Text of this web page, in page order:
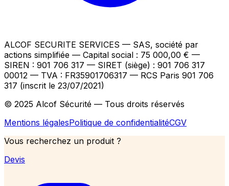
ALCOF SECURITE SERVICES — SAS, société par
actions simplifiée — Capital social : 75 000,00 € —
SIREN : 901 706 317 — SIRET (siège) : 901 706 317
00012 — TVA : FR35901706317 — RCS Paris 901 706
317 (inscrit le 23/07/2021)
© 2025 Alcof Sécurité — Tous droits réservés
Mentions légalesPolitique de confidentialitéCGV
Vous recherchez un produit ?
Devis